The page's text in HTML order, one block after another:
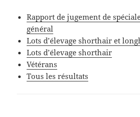
Rapport de jugement de
général
Lots d’élevage shorthair et
Lots d’élevage shorthair
Vétérans
Tous les résultats